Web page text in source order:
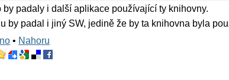
by padaly i další aplikace používající ty knihovny.
by padal i jiný SW, jedině že by ta knihovna byla
• Nahoru